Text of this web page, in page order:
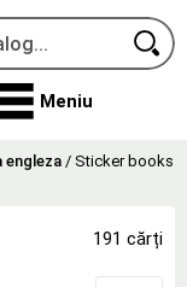
Meniu
engleza / Sticker books
191 cărți